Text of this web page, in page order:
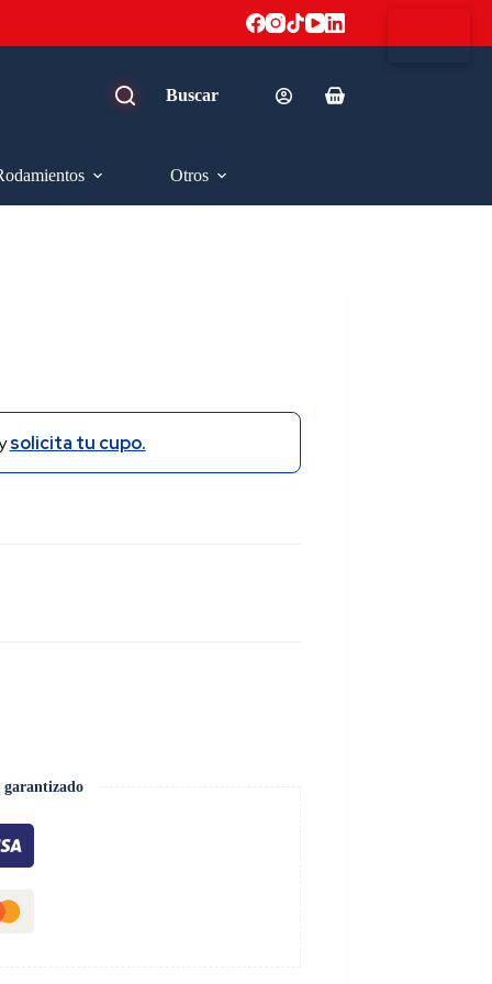
Carro
Otros
solicita tu cupo.
garantizado